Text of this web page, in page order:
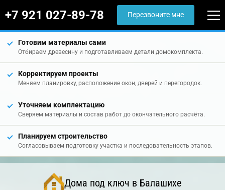
+7 921 027-89-78 Перезвоните мне
Готовим материалы сами
Отбираем древесину и подготавливаем детали домокомплекта.
Корректируем проекты
Меняем планировку, расположение окон, дверей и перегородок.
Уточняем комплектацию
Сверяем материалы и состав работ до окончательного расчёта.
Планируем строительство
Согласовываем подготовку участка и последовательность этапов.
Дома под ключ в Балашихе